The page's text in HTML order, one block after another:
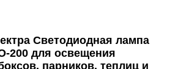
Светодиодная лампа
200 для освещения
парников, теплиц и